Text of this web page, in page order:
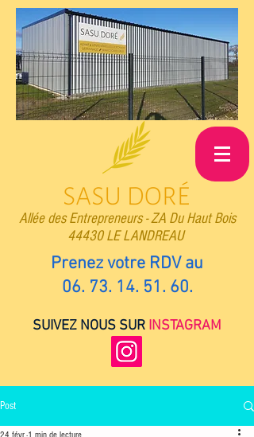
Allée des Entrepreneurs -ZA Du Haut Bois
44430 LE LANDREAU
Prenez votre RDV au
06. 73. 14. 51. 60.
SUIVEZ NOUS SUR INSTAGRAM
Post